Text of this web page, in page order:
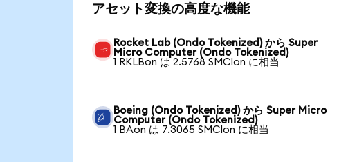
アセット変換の高度な機能
Rocket Lab (Ondo Tokenized) から Super
Micro Computer (Ondo Tokenized)
1 RKLBon は 2.5768 SMCIon に相当
Boeing (Ondo Tokenized) から Super Micro
Computer (Ondo Tokenized)
1 BAon は 7.3065 SMCIon に相当